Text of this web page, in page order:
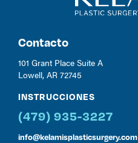
Contacto
101 Grant Place Suite A
Lowell, AR 72745
INSTRUCCIONES
(479) 935-3227
info@kelamisplasticsurgery.com